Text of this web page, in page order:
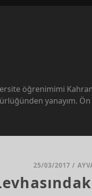
öğrenimimi
yanayım.
25/03/2017 /